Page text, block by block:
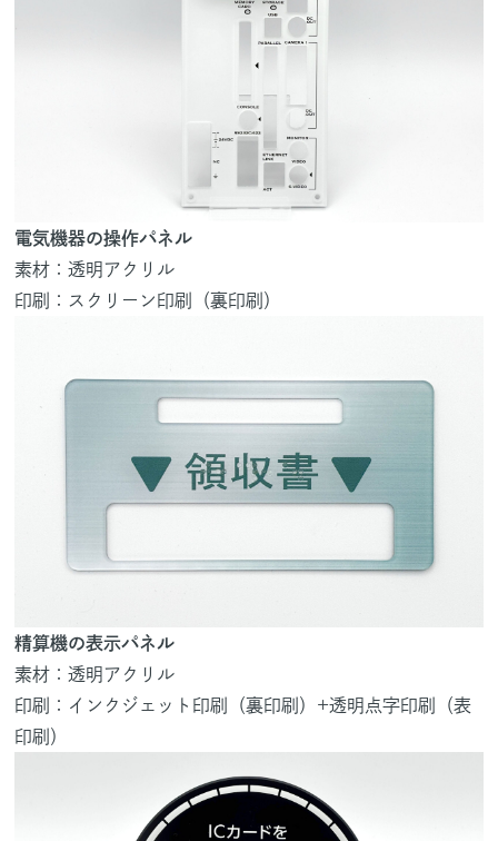
電気機器の操作パネル
素材：透明アクリル
印刷：スクリーン印刷（裏印刷）
精算機の表示パネル
素材：透明アクリル
印刷：インクジェット印刷（裏印刷）+透明点字印刷（表
印刷）